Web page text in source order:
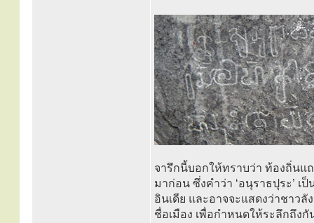
จารึกนี้บอกให้ทราบว่า ท้องถิ่นแถ
มาก่อน ซึ่งคำว่า ‘อนุราธปุระ’ เ
อินเดีย และอาจจะแสดงว่าชาว
ชื่อเมือง เพื่อกำหนดให้ระลึกถึง